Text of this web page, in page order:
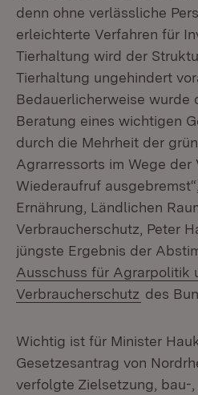
denn ohne verlässliche
erleichterte Verfahren für
Tierhaltung wird der
Tierhaltung ungehindert
Bedauerlicherweise wurde
Beratung eines wichtigen
durch die Mehrheit der
Agrarressorts im Wege der
Wiederaufruf
Ernährung, Ländlichen
Verbraucherschutz, Peter
jüngste Ergebnis der
Ausschuss für Agrarpolitik
Verbraucherschutz (Öffnet
des
Wichtig ist für Minister
Gesetzesantrag von
verfolgte Zielsetzung, bau-